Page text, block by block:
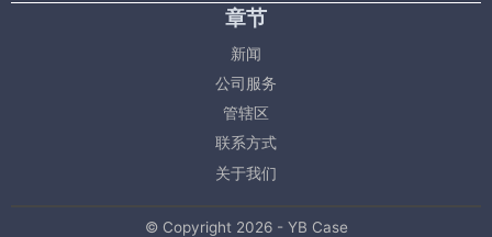
章节
新闻
公司服务
管辖区
联系方式
关于我们
© Copyright 2026 - YB Case